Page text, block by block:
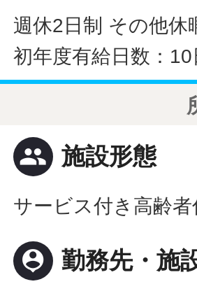
週休2日制 その他休
初年度有給日数：
people 施設形態
サービス付き高齢
person_pin 勤務先・施